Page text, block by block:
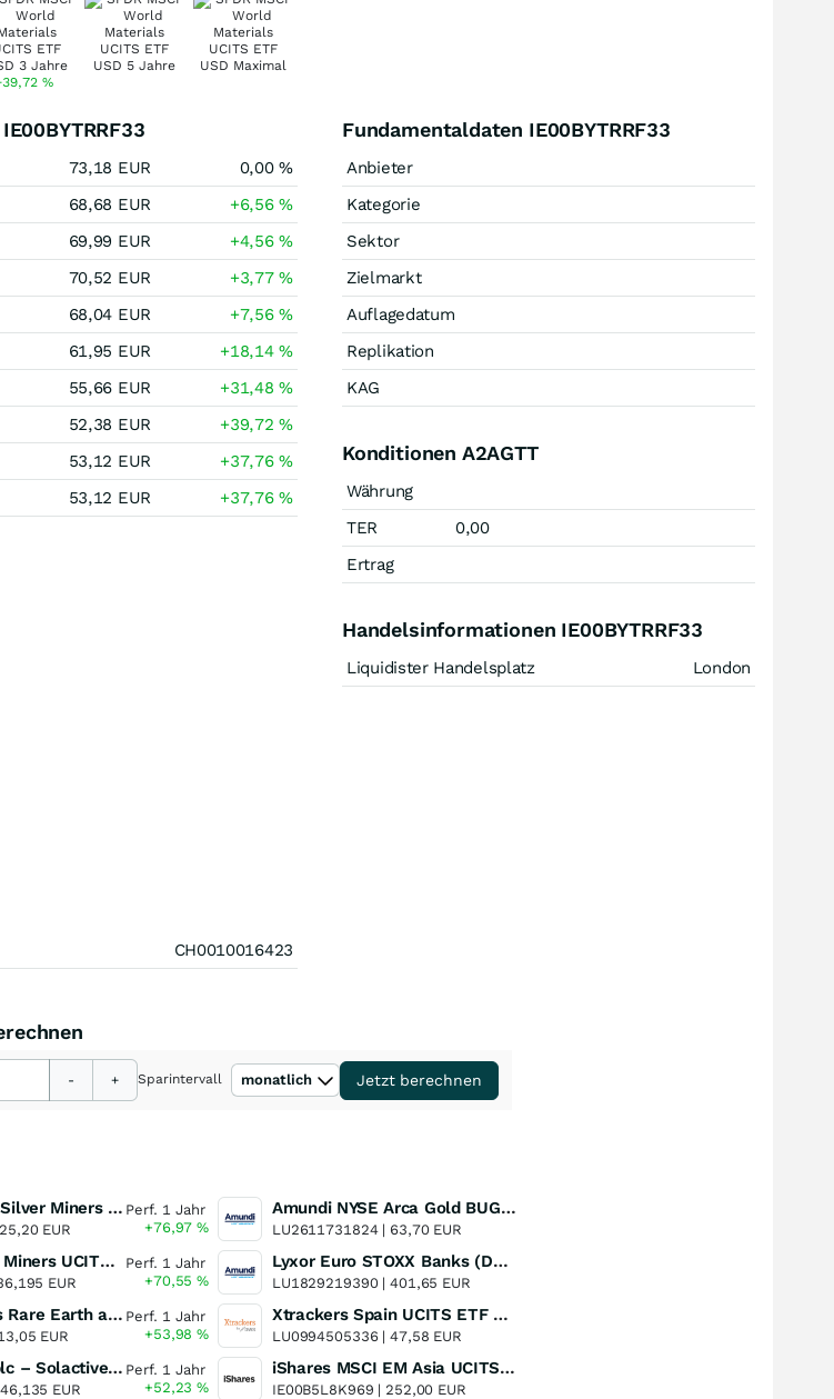
%
73,18 EUR 0,00%
68,68 EUR +6,56%
69,99 EUR +4,56%
70,52 EUR +3,77%
68,04 EUR +7,56%
61,95 EUR +18,14%
55,66 EUR +31,48%
52,38 EUR +39,72%
53,12 EUR +37,76%
53,12 EUR +37,76%
CH0010016423
Fundamentaldaten IE00BYTRRF33
Anbieter
Kategorie
Sektor
Zielmarkt
Auflagedatum
Replikation
KAG
Konditionen A2AGTT
Währung
TER
0,00
Ertrag
Handelsinformationen IE00BYTRRF33
Liquidister Handelsplatz London
- + Sparintervall monatlich Jetzt berechnen
Amplify Junior Silver Miners ETF Junior Silver Miners ETF
25,20 EUR
Perf. 1 Jahr
+76,97%
Global X Silver Miners UCITS ETF
EUR
Perf. 1 Jahr
+70,55%
VanEck Vectors Rare Earth and Strategic Metals UCITS ETF
EUR
Perf. 1 Jahr
+53,98%
UBS (Irl) ETF plc – Solactive Global Pure Gold Miners UCITS ETF - A Dis USD o.N.
46,135 EUR
Perf. 1 Jahr
+52,23%
Amundi NYSE Arca Gold BUGS UCITS ETF Dist
LU2611731824 | 63,70 EUR
Lyxor Euro STOXX Banks (DR) UCITS ETF- Acc
LU1829219390 |401,65 EUR
Xtrackers Spain UCITS ETF Distribution
LU0994505336 |47,58 EUR
iShares MSCI EM Asia UCITS ETF
IE00B5L8K969 | 252,00 EUR